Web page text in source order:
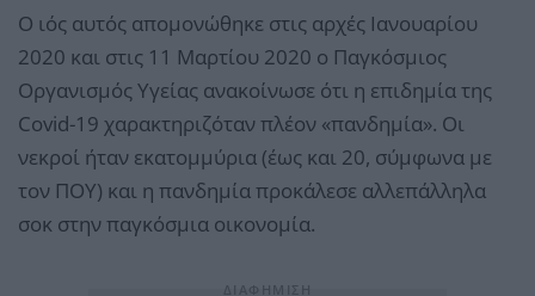
Ο ιός αυτός απομονώθηκε στις αρχές Ιανουαρίου
2020 και στις 11 Μαρτίου 2020 ο Παγκόσμιος
Οργανισμός Υγείας ανακοίνωσε ότι η επιδημία της
Covid-19 χαρακτηριζόταν πλέον «πανδημία». Οι
νεκροί ήταν εκατομμύρια (έως και 20, σύμφωνα με
τον ΠΟΥ) και η πανδημία προκάλεσε αλλεπάλληλα
σοκ στην παγκόσμια οικονομία.